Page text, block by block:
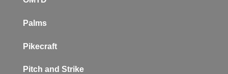
Palms
Pikecraft
Pitch and Strike